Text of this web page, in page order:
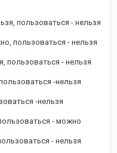
пользоваться - нельзя
пользоваться - нельзя
пользоваться - нельзя
-нельзя
-нельзя
- можно
- нельзя